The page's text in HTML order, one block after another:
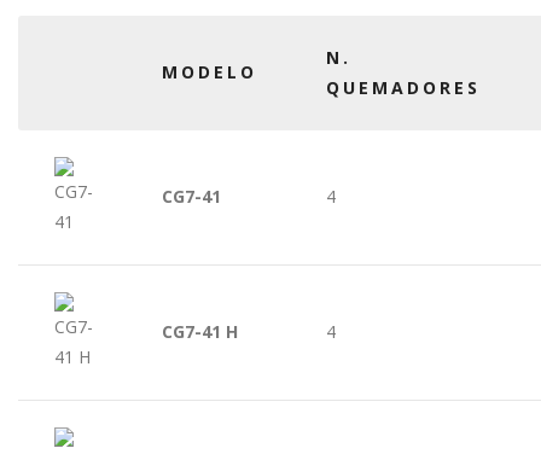
MODELO
N.
QUEMADORES
CG7-41 4
CG7-41 H 4